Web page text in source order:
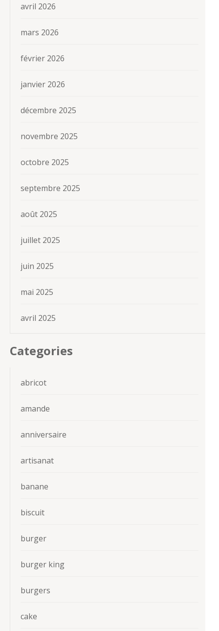
avril 2026
mars 2026
février 2026
janvier 2026
décembre 2025
novembre 2025
octobre 2025
septembre 2025
août 2025
juillet 2025
juin 2025
mai 2025
avril 2025
Categories
abricot
amande
anniversaire
artisanat
banane
biscuit
burger
burger king
burgers
cake